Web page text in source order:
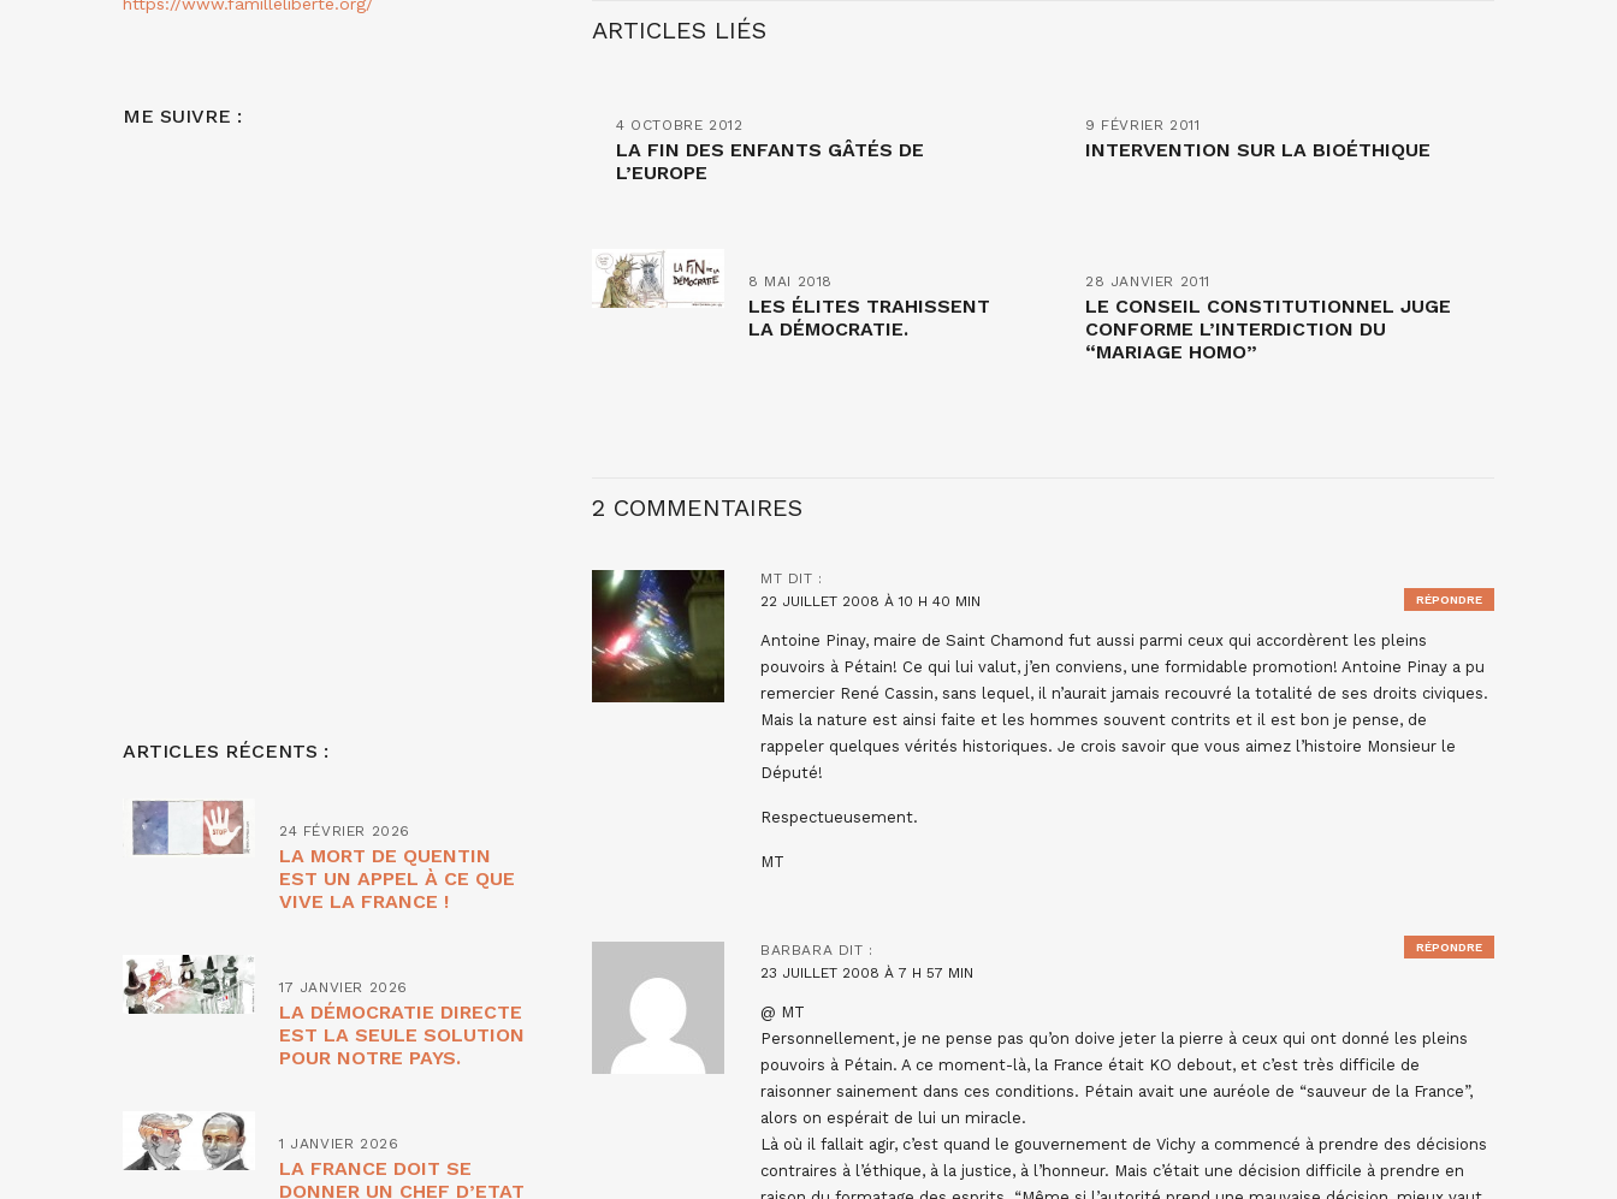
ARTICLES LIÉS
4 OCTOBRE 2012
LA FIN DES ENFANTS GÂTÉS DE
L’EUROPE
9 FÉVRIER 2011
INTERVENTION SUR LA BIOÉTHIQUE
8 MAI 2018
LES ÉLITES TRAHISSENT
LA DÉMOCRATIE.
28 JANVIER 2011
LE CONSEIL CONSTITUTIONNEL JUGE
CONFORME L’INTERDICTION DU
“MARIAGE HOMO”
2 COMMENTAIRES
MT DIT :
22 JUILLET 2008 À 10 H 40 MIN
Antoine Pinay, maire de Saint Chamond fut aussi parmi ceux qui accordèrent les pleins
pouvoirs à Pétain! Ce qui lui valut, j’en conviens, une formidable promotion! Antoine Pinay a pu
remercier René Cassin, sans lequel, il n’aurait jamais recouvré la totalité de ses droits civiques.
Mais la nature est ainsi faite et les hommes souvent contrits et il est bon je pense, de
rappeler quelques vérités historiques. Je crois savoir que vous aimez l’histoire Monsieur le
Député!
Respectueusement.
MT
RÉPONDRE
BARBARA DIT :
23 JUILLET 2008 À 7 H 57 MIN
@ MT
Personnellement, je ne pense pas qu’on doive jeter la pierre à ceux qui ont donné les pleins
pouvoirs à Pétain. A ce moment-là, la France était KO debout, et c’est très difficile de
raisonner sainement dans ces conditions. Pétain avait une auréole de “sauveur de la France”,
alors on espérait de lui un miracle.
Là où il fallait agir, c’est quand le gouvernement de Vichy a commencé à prendre des décisions
contraires à l’éthique, à la justice, à l’honneur. Mais c’était une décision difficile à prendre en
RÉPONDRE
ME SUIVRE :
ARTICLES RÉCENTS :
24 FÉVRIER 2026
LA MORT DE QUENTIN
EST UN APPEL À CE QUE
VIVE LA FRANCE !
17 JANVIER 2026
LA DÉMOCRATIE DIRECTE
EST LA SEULE SOLUTION
POUR NOTRE PAYS.
1 JANVIER 2026
LA FRANCE DOIT SE
DONNER UN CHEF D’ETAT